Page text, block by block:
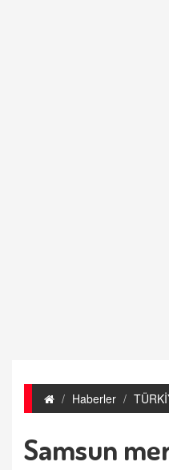
Haberler
Samsun